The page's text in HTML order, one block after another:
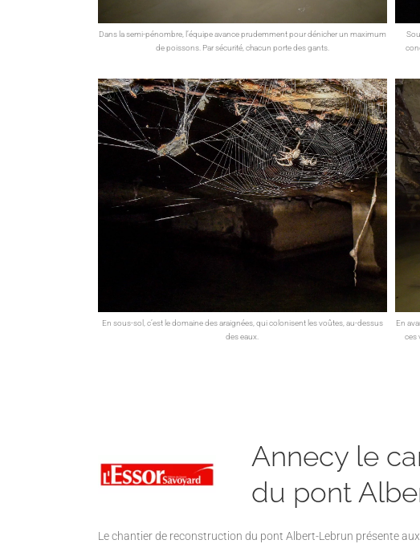
Dans la semi-pénombre, l’équipe avance prudemment pour dénicher un maximum
de poissons. Par sécurité, chacun porte des gants.
En sous-sol, c’est le domaine des araignées, qui colonisent les voûtes, au-dessus
des eaux.
En
ces
Annecy le
du pont
Le chantier de reconstruction du pont Albert-Lebrun présente